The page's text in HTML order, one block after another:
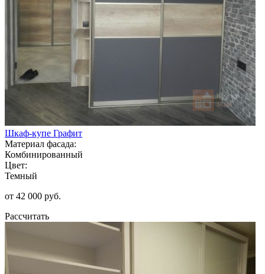
Шкаф-купе Графит
Материал фасада:
Комбинированный
Цвет:
Темный
от 42 000 руб.
Рассчитать